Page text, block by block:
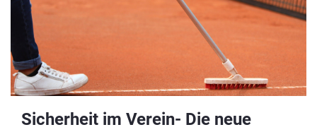
Sicherheit im Verein- Die neue